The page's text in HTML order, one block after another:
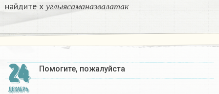
найдите х у гл ыяс ама н аз в ал а т а к
24
ДЕКАБРЬ
Помогите, пожалуйста ​